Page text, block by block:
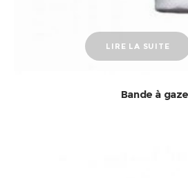
LIRE LA SUITE
Bande à gaze